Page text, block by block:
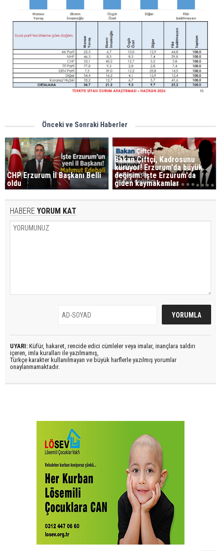
Önceki ve Sonraki Haberler
CHP Erzurum İl Başkanı Belli
oldu
Bakan Çiftçi, Kadrosunu
kuruyor! Erzurum'da büyük
değişim: İşte Erzurum'da
giden kaymakamlar
HABERE YORUM KAT
UYARI: Küfür, hakaret, rencide edici cümleler veya imalar, inançlara saldırı
içeren, imla kuralları ile yazılmamış,
Türkçe karakter kullanılmayan ve büyük harflerle yazılmış yorumlar
onaylanmamaktadır.